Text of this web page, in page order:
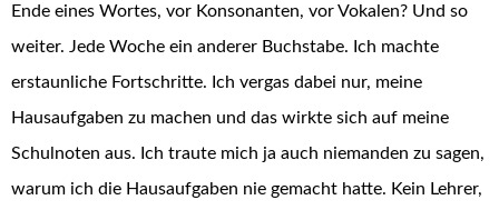
Ende eines Wortes, vor Konsonanten, vor Vokalen? Und so
weiter. Jede Woche ein anderer Buchstabe. Ich machte
erstaunliche Fortschritte. Ich vergas dabei nur, meine
Hausaufgaben zu machen und das wirkte sich auf meine
Schulnoten aus. Ich traute mich ja auch niemanden zu sagen,
warum ich die Hausaufgaben nie gemacht hatte. Kein Lehrer,